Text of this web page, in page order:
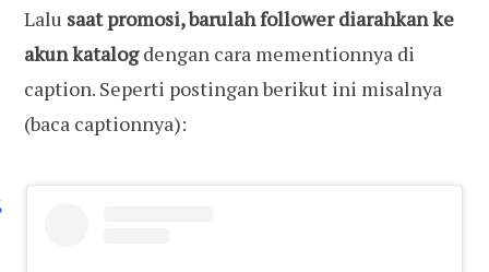
Lalu saat promosi, barulah follower diarahkan ke
akun katalogdengan cara mementionnya di
caption. Seperti postingan berikut ini misalnya
(baca captionnya):